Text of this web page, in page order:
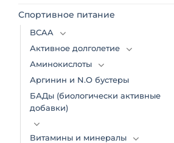
Спортивное питание
BCAA
Активное долголетие
Аминокислоты
Аргинин и N.O бустеры
БАДы (биологически активные
добавки)
Витамины и минералы